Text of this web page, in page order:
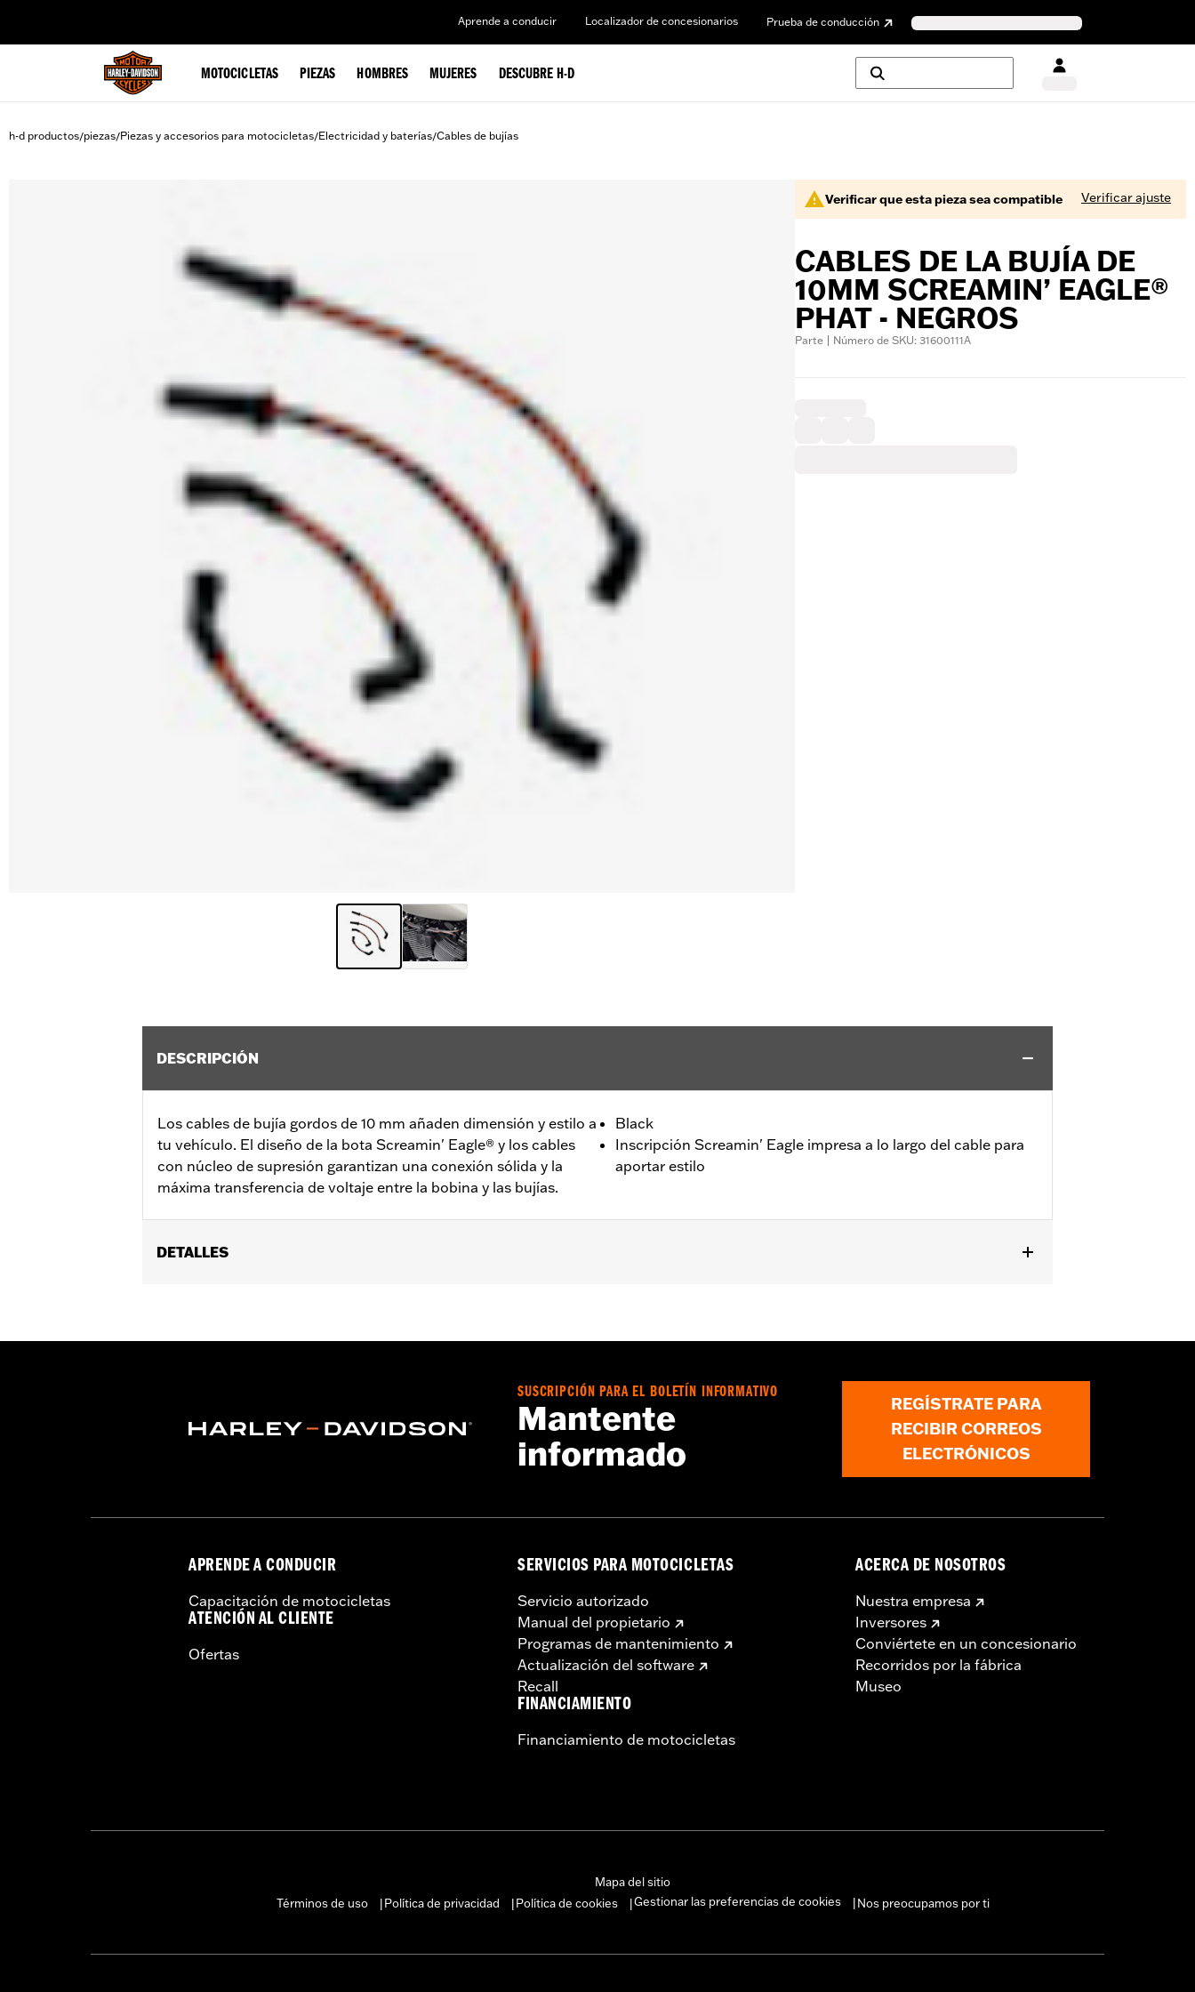
Aprende a conducir Localizador de concesionarios Prueba de conducción
MOTOCICLETAS PIEZAS HOMBRES MUJERES DESCUBRE H-D
h-d productos/piezas/Piezas y accesorios para motocicletas/Electricidad y baterías/Cables de bujías
Verificar que esta pieza sea compatible Verificar ajuste
CABLES DE LA BUJÍA DE
10MM SCREAMIN’ EAGLE®
PHAT - NEGROS
Parte | Número de SKU: 31600111A
DESCRIPCIÓN
Los cables de bujía gordos de 10 mm añaden dimensión y estilo a
tu vehículo. El diseño de la bota Screamin' Eagle® y los cables
con núcleo de supresión garantizan una conexión sólida y la
máxima transferencia de voltaje entre la bobina y las bujías.
Black
Inscripción Screamin' Eagle impresa a lo largo del cable para
aportar estilo
DETALLES
GARANTÍA:1 año de garantía limitada – Consultawww.h-d.com/warrantypara más información
SUSCRIPCIÓN PARA EL BOLETÍN INFORMATIVO
Mantente
informado
REGÍSTRATE PARA
RECIBIR CORREOS
ELECTRÓNICOS
APRENDE A CONDUCIR
Capacitación de motocicletas
ATENCIÓN AL CLIENTE
Ofertas
SERVICIOS PARA MOTOCICLETAS
Servicio autorizado
Manual del propietario
Programas de mantenimiento
Actualización del software
Recall
FINANCIAMIENTO
Financiamiento de motocicletas
ACERCA DE NOSOTROS
Nuestra empresa
Inversores
Conviértete en un concesionario
Recorridos por la fábrica
Museo
Mapa del sitio
Términos de uso
Política de privacidad Política de cookies Gestionar las preferencias de cookies Nos preocupamos por ti